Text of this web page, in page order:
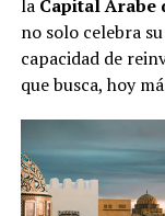
la Capital Árabe
no solo celebra
capacidad de
que busca, hoy